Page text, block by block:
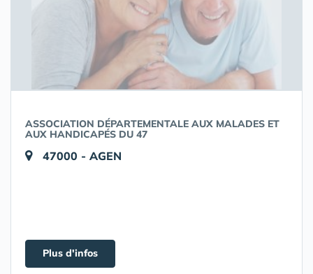
ASSOCIATION DÉPARTEMENTALE AUX MALADES ET
AUX HANDICAPÉS DU 47
47000 - AGEN
Plus d'infos